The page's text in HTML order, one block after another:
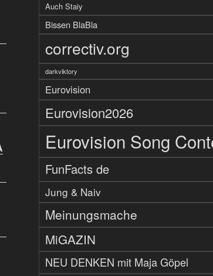
Auch Staiy
Bissen BlaBla
correctiv.org
darkviktory
Eurovision
Eurovision2026
Eurovision Song
FunFacts de
Jung & Naiv
Meinungsmache
MiGAZIN
NEU DENKEN mit Maja Göpel